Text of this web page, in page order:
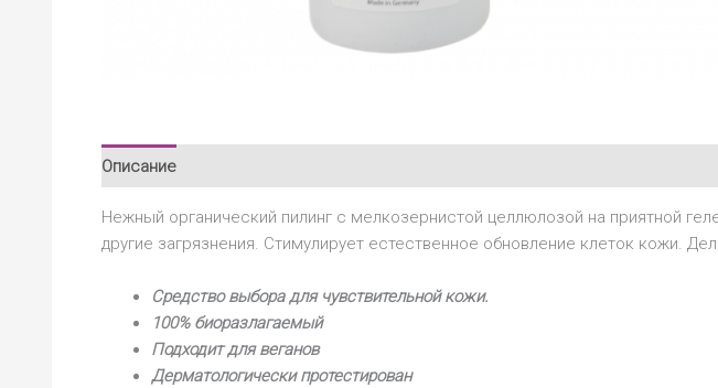
Описание
Нежный органический пилинг с мелкозернистой целлюлозой на приятной
другие загрязнения. Стимулирует естественное обновление клеток кожи.
Средство выбора для чувствительной кожи.
100% биоразлагаемый
Подходит для веганов
Дерматологически протестирован